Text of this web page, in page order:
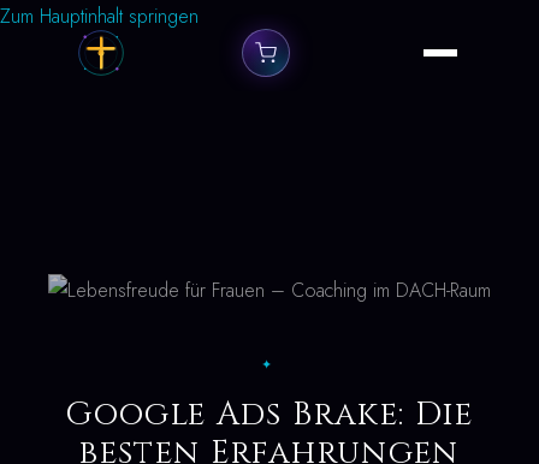
Zum Hauptinhalt springen
✦
Google Ads Brake: Die
besten Erfahrungen